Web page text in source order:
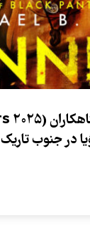
در جنوب تاریک